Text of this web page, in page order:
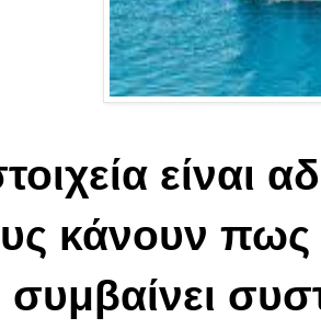
είναι
κάνουν πως